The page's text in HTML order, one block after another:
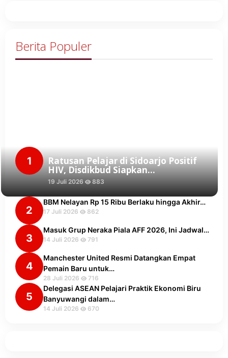
Berita Populer
1 Ratusan Pelajar di Sidoarjo Positif
HIV, Disdikbud Siapkan…
19 Juli 2026 883
2
BBM Nelayan Rp 15 Ribu Berlaku hingga Akhir…
17 Juli 2026 862
3
Masuk Grup Neraka Piala AFF 2026, Ini Jadwal…
14 Juli 2026 791
4
Manchester United Resmi Datangkan Empat
Pemain Baru untuk…
28 Juli 2026 716
5
Delegasi ASEAN Pelajari Praktik Ekonomi Biru
Banyuwangi dalam…
14 Juli 2026 670